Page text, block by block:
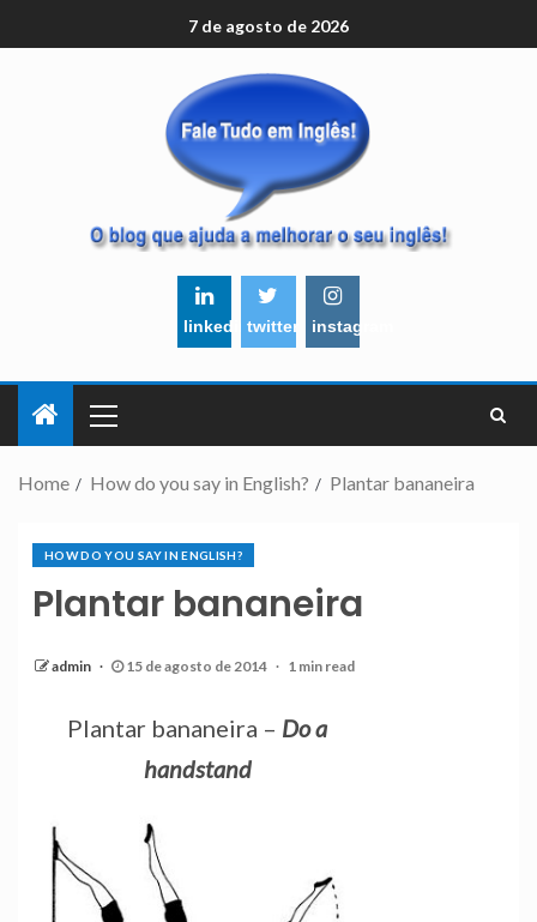
7 de agosto de 2026
linkedintwitter instagram
Home How do you say in English? Plantar bananeira
HOW DO YOU SAY IN ENGLISH?
Plantar bananeira
admin 15 de agosto de 2014 1 min read
Plantar bananeira – Do a
handstand